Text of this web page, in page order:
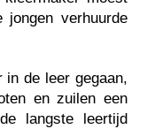
verhuurde
in de leer gegaan,
en zuilen een
langste leertijd